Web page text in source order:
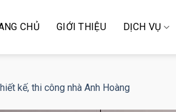
CHỦ GIỚI THIỆU DỊCH VỤ
kế, thi công nhà Anh Hoàng